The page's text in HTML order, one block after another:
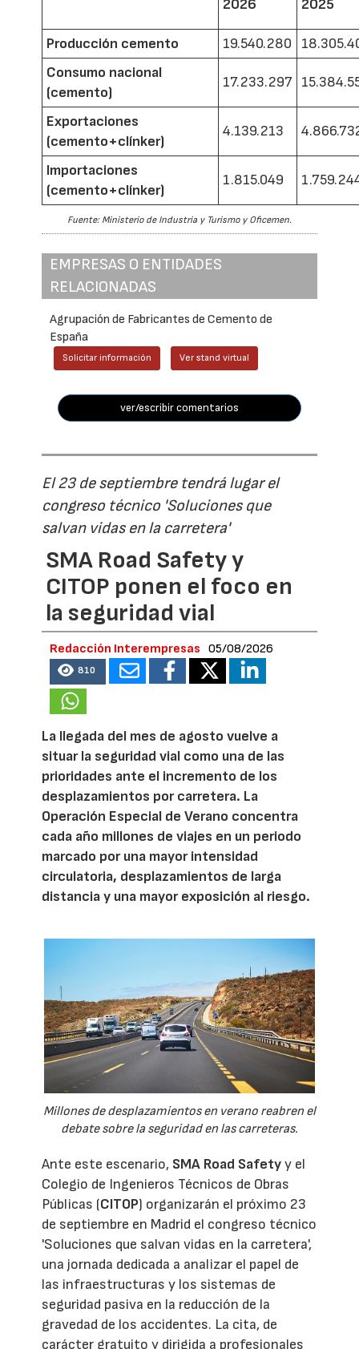
2026 2025
Producción cemento 19.540.280
Consumo nacional
(cemento)
17.233.297
Exportaciones
(cemento+clínker)
4.139.213
Importaciones
(cemento+clínker)
1.815.049
Fuente: Ministerio de Industria y Turismo y Oficemen.
EMPRESAS O ENTIDADES
RELACIONADAS
Agrupación de Fabricantes de Cemento de
España
Solicitar información Ver stand virtual
ver/escribir comentarios
El 23 de septiembre tendrá lugar el
congreso técnico 'Soluciones que
salvan vidas en la carretera'
SMA Road Safety y
CITOP ponen el foco en
la seguridad vial
Redacción Interempresas 05/08/2026
810
La llegada del mes de agosto vuelve a
situar la seguridad vial como una de las
prioridades ante el incremento de los
desplazamientos por carretera. La
Operación Especial de Verano concentra
cada año millones de viajes en un periodo
marcado por una mayor intensidad
circulatoria, desplazamientos de larga
distancia y una mayor exposición al riesgo.
Millones de desplazamientos en verano reabren el
debate sobre la seguridad en las carreteras.
Ante este escenario, SMA Road Safetyy el
Colegio de Ingenieros Técnicos de Obras
Públicas (CITOP) organizarán el próximo 23
de septiembre en Madrid el congreso técnico
'Soluciones que salvan vidas en la carretera',
una jornada dedicada a analizar el papel de
las infraestructuras y los sistemas de
seguridad pasiva en la reducción de la
gravedad de los accidentes. La cita, de
carácter gratuito y dirigida a profesionales